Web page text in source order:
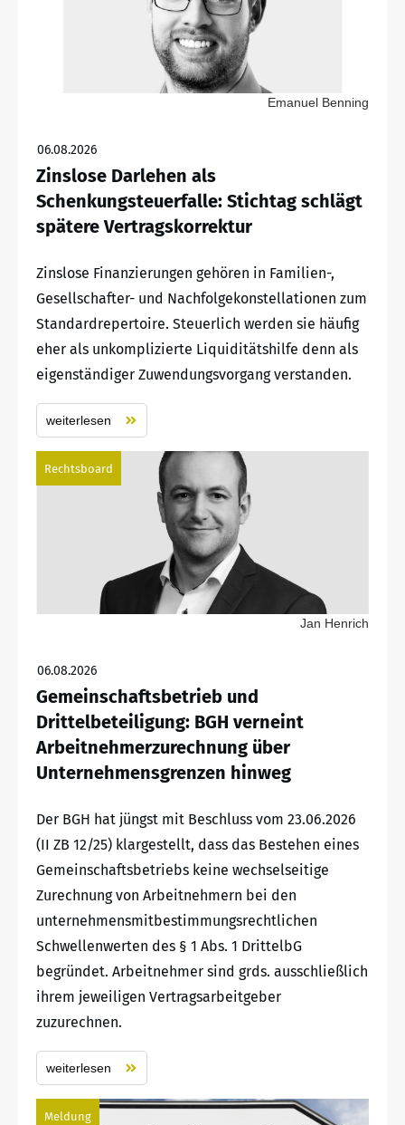
Emanuel Benning
06.08.2026
Zinslose Darlehen als
Schenkungsteuerfalle: Stichtag schlägt
spätere Vertragskorrektur
Zinslose Finanzierungen gehören in Familien-,
Gesellschafter- und Nachfolgekonstellationen zum
Standardrepertoire. Steuerlich werden sie häufig
eher als unkomplizierte Liquiditätshilfe denn als
eigenständiger Zuwendungsvorgang verstanden.
weiterlesen
Rechtsboard
Jan Henrich
06.08.2026
Gemeinschaftsbetrieb und
Drittelbeteiligung: BGH verneint
Arbeitnehmerzurechnung über
Unternehmensgrenzen hinweg
Der BGH hat jüngst mit Beschluss vom 23.06.2026
(II ZB 12/25) klargestellt, dass das Bestehen eines
Gemeinschaftsbetriebs keine wechselseitige
Zurechnung von Arbeitnehmern bei den
unternehmensmitbestimmungsrechtlichen
Schwellenwerten des § 1 Abs. 1 DrittelbG
begründet. Arbeitnehmer sind grds. ausschließlich
ihrem jeweiligen Vertragsarbeitgeber
zuzurechnen.
weiterlesen
Meldung